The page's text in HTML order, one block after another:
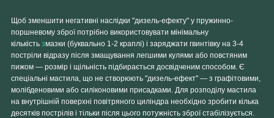
Щоб зменшити негативні наслідки "дизель-ефекту" у пружинно-
поршневому зброї потрібно використовувати мінімальну
кількість змазки (буквально 1-2 краплі) і заряджати гвинтівку на 3-4
постріли відразу після змащування легшими кулями або повстяним
пижом — розмір і щільність підбирається досвідченим способом. Є
спеціальні мастила, що не створюють "дизель-ефект" — з графітовими,
молібденовими або силіконовими присадками. Для розподілу мастила
на внутрішній поверхні повітряного циліндра необхідно зробити кілька
десятків пострілів і тільки після цього потужність зброї стабілізується.